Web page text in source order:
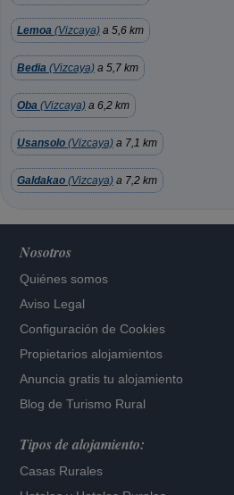
Lemoa (Vizcaya) a 5,6 km
Bedia (Vizcaya) a 5,7 km
Oba (Vizcaya) a 6,2 km
Usansolo (Vizcaya) a 7,1 km
Galdakao (Vizcaya) a 7,2 km
Nosotros
Quiénes somos
Aviso Legal
Configuración de Cookies
Propietarios alojamientos
Anuncia gratis tu alojamiento
Blog de Turismo Rural
Tipos de alojamiento:
Casas Rurales